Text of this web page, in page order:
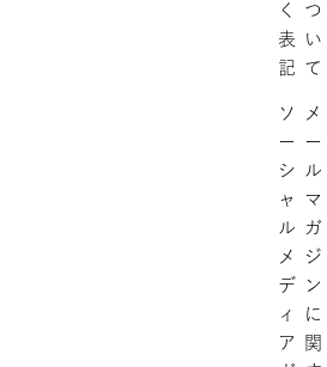
く
表
記
つ
い
て
ソ
ー
シ
ャ
ル
メ
デ
ィ
ア
メ
ー
ル
マ
ガ
ジ
ン
に
関